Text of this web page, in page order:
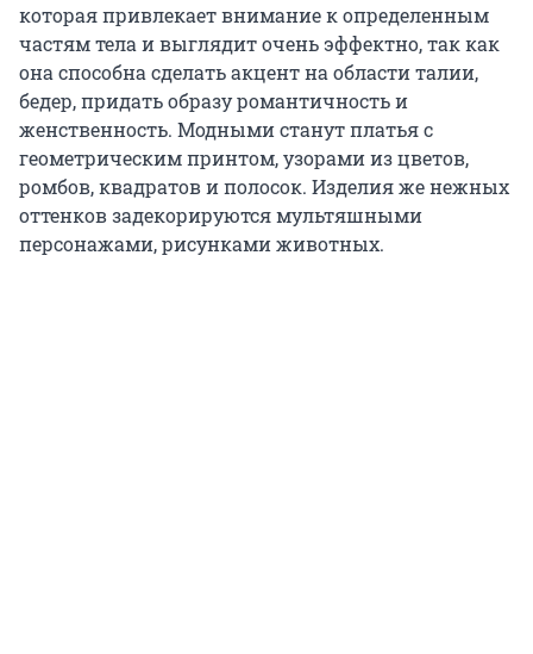
которая привлекает внимание к определенным
частям тела и выглядит очень эффектно, так как
она способна сделать акцент на области талии,
бедер, придать образу романтичность и
женственность. Модными станут платья с
геометрическим принтом, узорами из цветов,
ромбов, квадратов и полосок. Изделия же нежных
оттенков задекорируются мультяшными
персонажами, рисунками животных.